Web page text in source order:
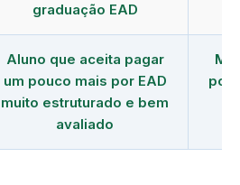
graduação EAD
Aluno que aceita pagar
um pouco mais por EAD
muito estruturado e bem
avaliado